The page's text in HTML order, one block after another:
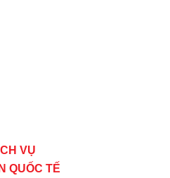
VỤ
QUỐC TẾ